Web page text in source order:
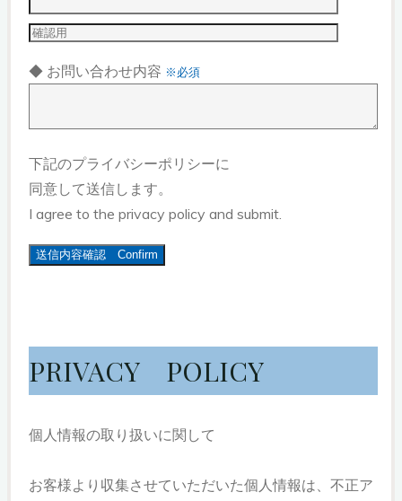
◆ お問い合わせ内容 ※必須
下記のプライバシーポリシーに
同意して送信します。
I agree to the privacy policy and submit.
PRIVACY POLICY
個人情報の取り扱いに関して
お客様より収集させていただいた個人情報は、不正ア